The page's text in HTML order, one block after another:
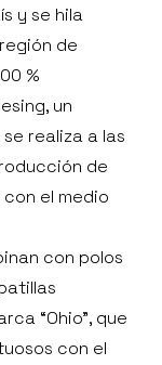
y se hila
de
%
un
realiza a las
de
el medio
con polos
“Ohio”, que
con el